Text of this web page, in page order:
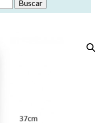
Buscar